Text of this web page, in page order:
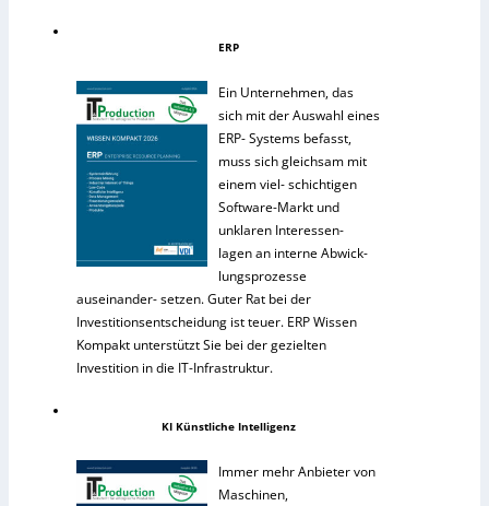
ERP
Ein Unternehmen, das
sich mit der Auswahl eines
ERP- Systems befasst,
muss sich gleichsam mit
einem viel- schichtigen
Software-Markt und
unklaren Interessen-
lagen an interne Abwick-
lungsprozesse
auseinander- setzen. Guter Rat bei der
Investitionsentscheidung ist teuer. ERP Wissen
Kompakt unterstützt Sie bei der gezielten
Investition in die IT-Infrastruktur.
KI Künstliche Intelligenz
Immer mehr Anbieter von
Maschinen,